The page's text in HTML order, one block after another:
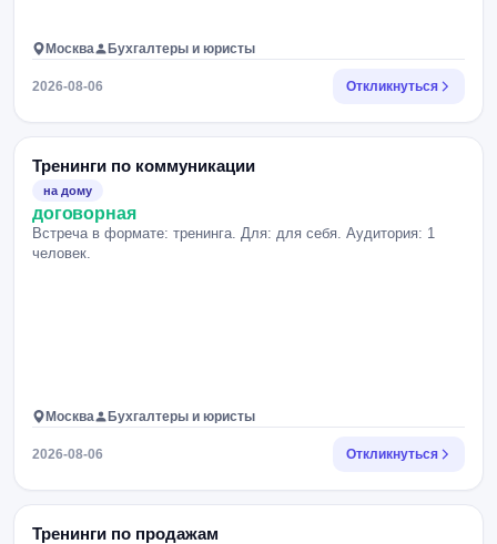
Москва Бухгалтеры и юристы
2026-08-06 Откликнуться
Тренинги по коммуникации
на дому
договорная
Встреча в формате: тренинга. Для: для себя. Аудитория: 1
человек.
Москва Бухгалтеры и юристы
2026-08-06 Откликнуться
Тренинги по продажам